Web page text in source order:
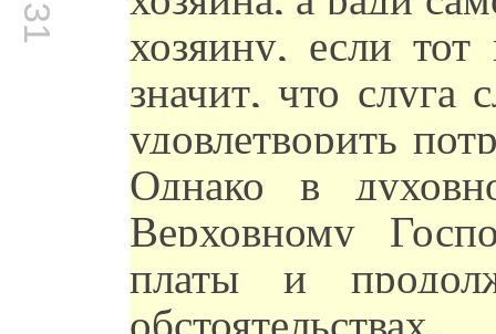
хозяину, если
значит, что слуга
удовлетворить
Однако в
Верховному
платы и